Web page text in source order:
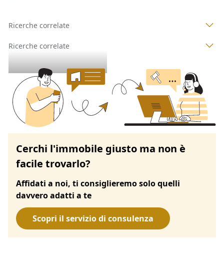
Ricerche correlate
Ricerche correlate
Cerchi l'immobile giusto ma non è
facile trovarlo?
Affidati a noi, ti consiglieremo solo quelli
davvero adatti a te
Scopri il servizio di consulenza